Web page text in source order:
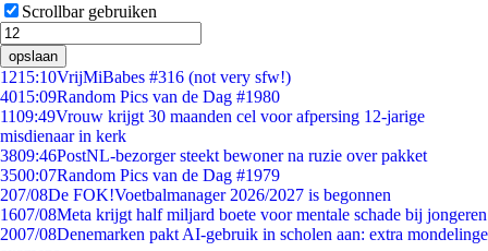
Scrollbar gebruiken
opslaan
1215:10VrijMiBabes #316 (not very sfw!)
4015:09Random Pics van de Dag #1980
1109:49Vrouw krijgt 30 maanden cel voor afpersing 12-jarige
misdienaar in kerk
3809:46PostNL-bezorger steekt bewoner na ruzie over pakket
3500:07Random Pics van de Dag #1979
207/08De FOK!Voetbalmanager 2026/2027 is begonnen
1607/08Meta krijgt half miljard boete voor mentale schade bij jongeren
2007/08Denemarken pakt AI-gebruik in scholen aan: extra mondelinge